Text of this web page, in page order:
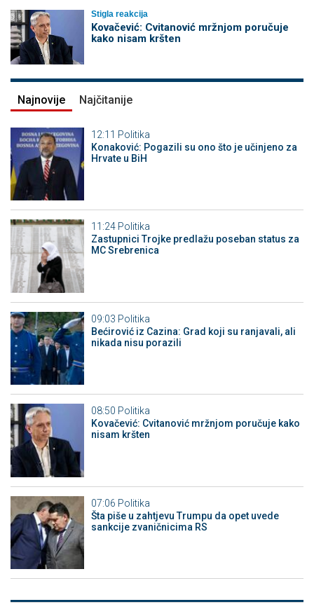
Stigla reakcija
Kovačević: Cvitanović mržnjom poručuje
kako nisam kršten
Najnovije Najčitanije
12:11 Politika
Konaković: Pogazili su ono što je učinjeno za
Hrvate u BiH
11:24 Politika
Zastupnici Trojke predlažu poseban status za
MC Srebrenica
09:03 Politika
Bećirović iz Cazina: Grad koji su ranjavali, ali
nikada nisu porazili
08:50 Politika
Kovačević: Cvitanović mržnjom poručuje kako
nisam kršten
07:06 Politika
Šta piše u zahtjevu Trumpu da opet uvede
sankcije zvaničnicima RS